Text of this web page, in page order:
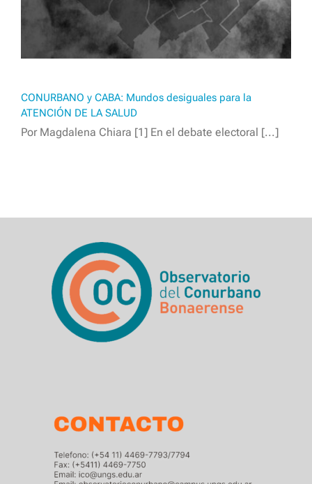
CONURBANO y CABA: Mundos desiguales para la
ATENCIÓN DE LA SALUD
Por Magdalena Chiara [1] En el debate electoral [...]